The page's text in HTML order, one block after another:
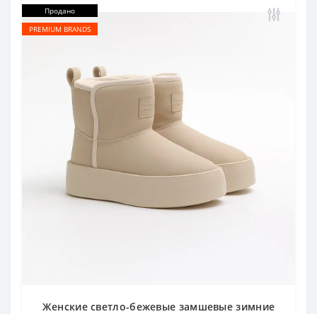
Продано
PREMIUM BRANDS
Женские светло-бежевые замшевые зимние